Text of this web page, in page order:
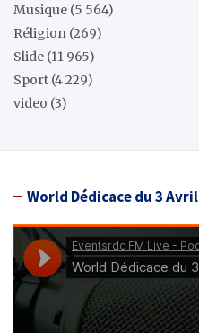
Musique (5 564)
Réligion (269)
Slide (11 965)
Sport (4 229)
video (3)
World Dédicace du 3 Avril